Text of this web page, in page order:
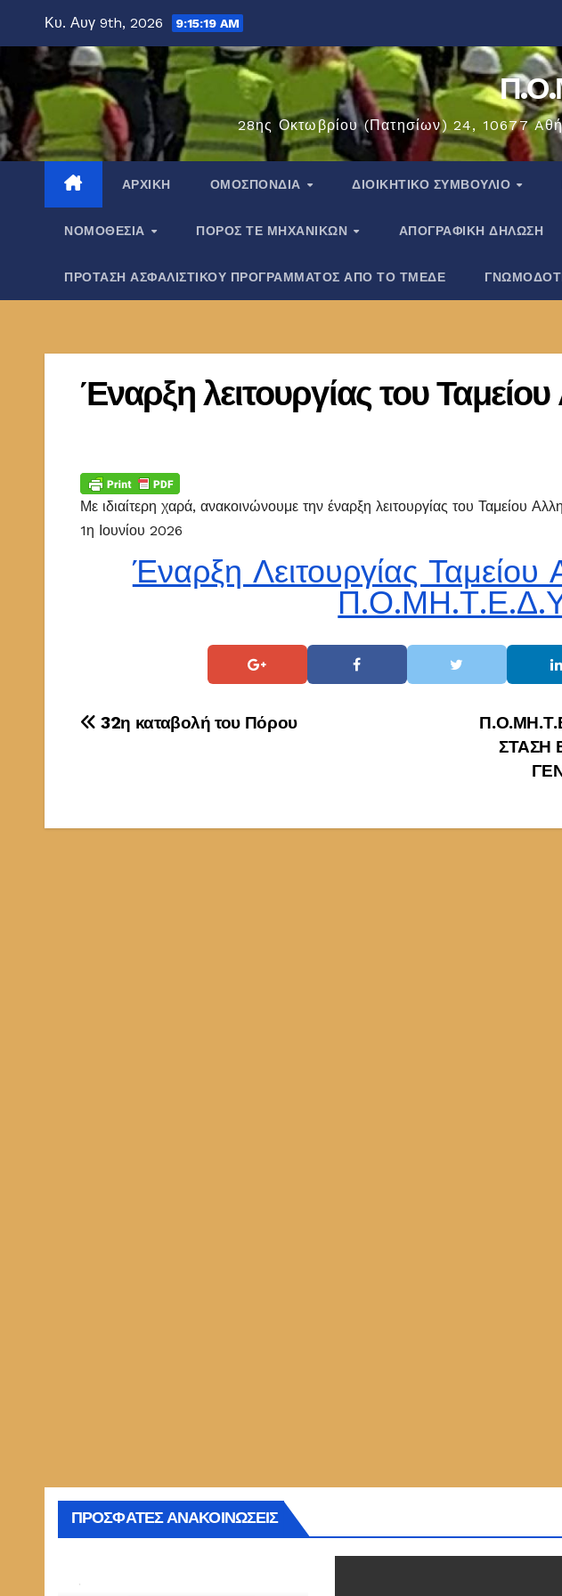
περιεχόμενο
Κυ. Αυγ 9th, 2026 9:15:20 AM
28ης Οκτωβρίου (Πατησίων) 24, 10677
ΑΡΧΙΚΉ ΟΜΟΣΠΟΝΔΊΑ ΔΙΟΙΚΗΤΙΚΟ ΣΥΜΒΟΥΛΙΟ
ΝΟΜΟΘΕΣΊΑ ΠΌΡΟΣ ΤΕ ΜΗΧΑΝΙΚΏΝ ΑΠΟΓΡΑΦΙΚΗ ΔΗΛΩΣΗ
ΠΡΟΤΑΣΗ ΑΣΦΑΛΙΣΤΙΚΟΥ ΠΡΟΓΡΑΜΜΑΤΟΣ ΑΠΟ ΤΟ ΤΜΕΔΕ
Έναρξη λειτουργίας του
Με ιδιαίτερη χαρά, ανακοινώνουμε την έναρξη λειτουργίας του Ταμείου
1η Ιουνίου 2026
Έναρξη Λειτουργίας Ταμείου
Πλοήγηση
ΣΤΑΣΗ
32η καταβολή του Πόρου
ΠΡΟΣΦΑΤΕΣ ΑΝΑΚΟΙΝΩΣΕΙΣ